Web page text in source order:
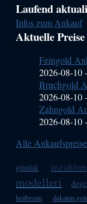
Haupt-
Sidebar
(Primary)
Laufend
Infos zum Ankauf
Aktuelle
Feingold
2026-08-10
Bruchgold
2026-08-10
Zahngold
2026-08-10
Alle
günlük
modelleri
heilbronn dukaten-